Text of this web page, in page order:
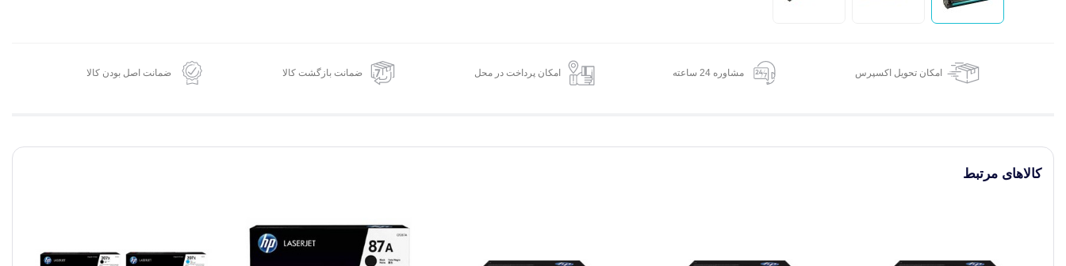
امکان تحویل اکسپرس مشاوره 24 ساعته امکان پرداخت در محل ضمانت بازگشت کالا ضمانت اصل بودن کالا
کالاهای مرتبط